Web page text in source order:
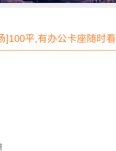
]100平,有办公卡座随时看